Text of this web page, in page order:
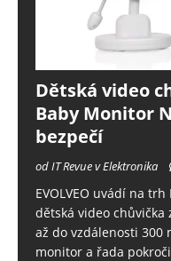
Dětská video
Baby Monitor
bezpečí
od IT Revue v Elektronika
EVOLVEO uvádí na
dětská video
až do vzdálenosti 300
monitor a řada